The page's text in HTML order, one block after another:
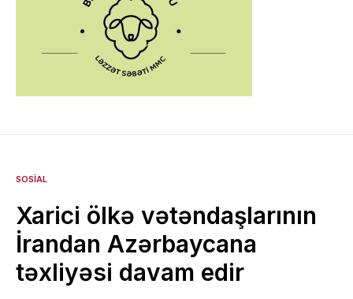
SOSIAL
Xarici ölkə vətəndaşlarının
İrandan Azərbaycana
təxliyəsi davam edir